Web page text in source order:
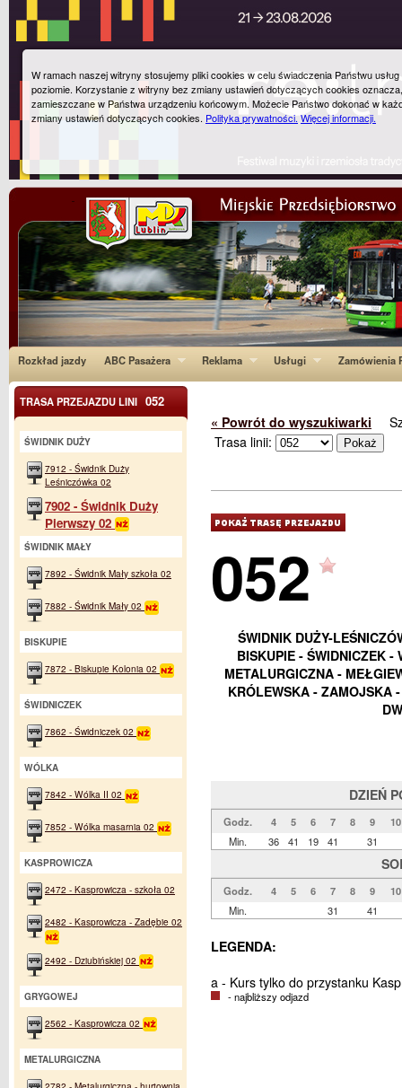
Rozkład jazdy ABC Pasażera Reklama Usługi Zamówienia
« Powrót do wyszukiwarki
Trasa linii:
052
ŚWIDNIK DUŻY-
BISKUPIE - ŚWIDNICZEK -
METALURGICZNA -
KRÓLEWSKA - ZAMOJSKA
DZIEŃ
Godz. 4 5 6 7 8 9
10
Min.
36 41 19 41 31
Godz. 4 5 6 7 8 9
10
Min.
31 41
LEGENDA:
a - Kurs tylko do przystanku
- najbliższy odjazd
TRASA PRZEJAZDU LINI 052
ŚWIDNIK DUŻY
7912 - Świdnik Duży
Leśniczówka 02
7902 - Świdnik Duży
Pierwszy 02
ŚWIDNIK MAŁY
7892 - Świdnik Mały szkoła 02
7882 - Świdnik Mały 02
BISKUPIE
7872 - Biskupie Kolonia 02
ŚWIDNICZEK
7862 - Świdniczek 02
WÓLKA
7842 - Wólka II 02
7852 - Wólka masarnia 02
KASPROWICZA
2472 - Kasprowicza - szkoła 02
2482 - Kasprowicza - Zadębie 02
2492 - Dziubińskiej 02
GRYGOWEJ
2562 - Kasprowicza 02
METALURGICZNA
W ramach naszej witryny stosujemy pliki cookies w celu świadczenia Państwu
poziomie. Korzystanie z witryny bez zmiany ustawień dotyczących cookies
zamieszczane w Państwa urządzeniu końcowym. Możecie Państwo dokonać w
zmiany ustawień dotyczących cookies. Polityka prywatności.Więcej informacji.